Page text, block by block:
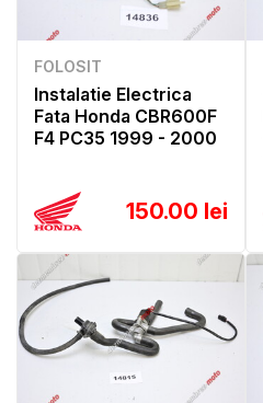
FOLOSIT
Instalatie Electrica
Fata Honda CBR600F
F4 PC35 1999 - 2000
150.00 lei